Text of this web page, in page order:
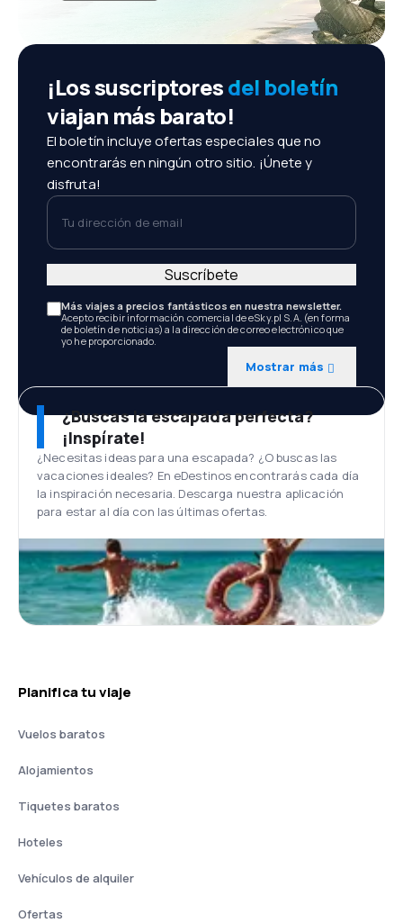
¡Los suscriptoresdel boletín
viajan más barato!
El boletín incluye ofertas especiales que no
encontrarás en ningún otro sitio. ¡Únete y
disfruta!
Tu dirección de email
Más viajes a precios fantásticos en nuestra newsletter.
Acepto recibir información comercial de eSky.pl S.A. (en forma
de boletín de noticias) a la dirección de correo electrónico que
yo he proporcionado.
Mostrar más
Suscríbete
¿Buscas la escapada perfecta?
¡Inspírate!
¿Necesitas ideas para una escapada? ¿O buscas las
vacaciones ideales? En eDestinos encontrarás cada día
la inspiración necesaria. Descarga nuestra aplicación
para estar al día con las últimas ofertas.
Planifica tu viaje
Vuelos baratos
Alojamientos
Tiquetes baratos
Hoteles
Vehículos de alquiler
Ofertas